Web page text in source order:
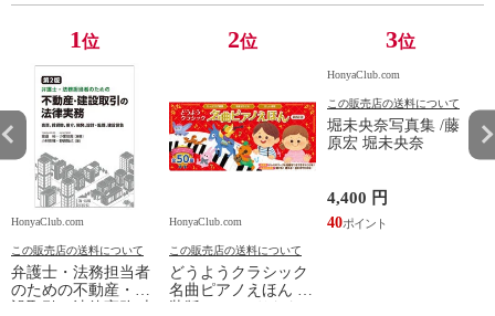
1位
HonyaClub.com
この販売店の送料について
弁護士・法務担当者
のための不動産・建
2位
HonyaClub.com
この販売店の送料について
どうようクラシック
名曲ピアノえほん 新
3位
HonyaClub.com
この販売店の送料について
堀未央奈写真集 /藤
原宏 堀未央奈
4,400 円
40